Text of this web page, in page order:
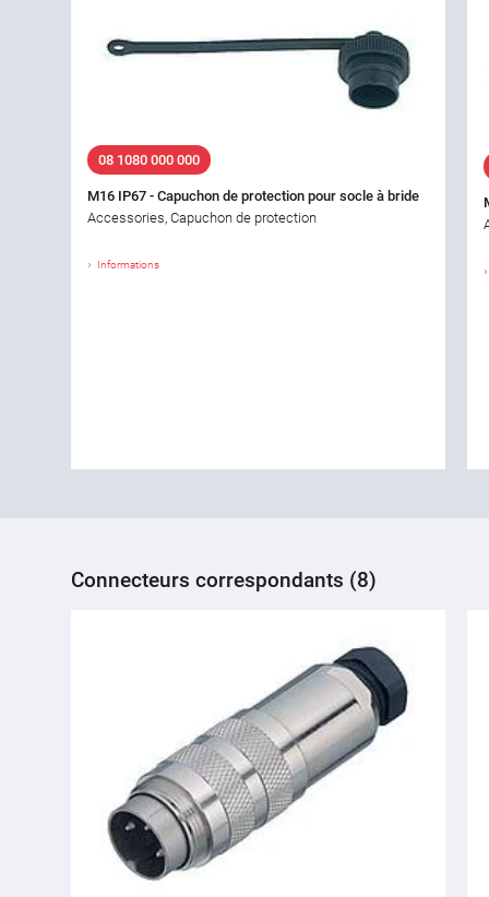
08 1080 000 000
M16 IP67 - Capuchon de protection pour socle à bride
Accessories, Capuchon de protection
Informations
Connecteurs correspondants (8)